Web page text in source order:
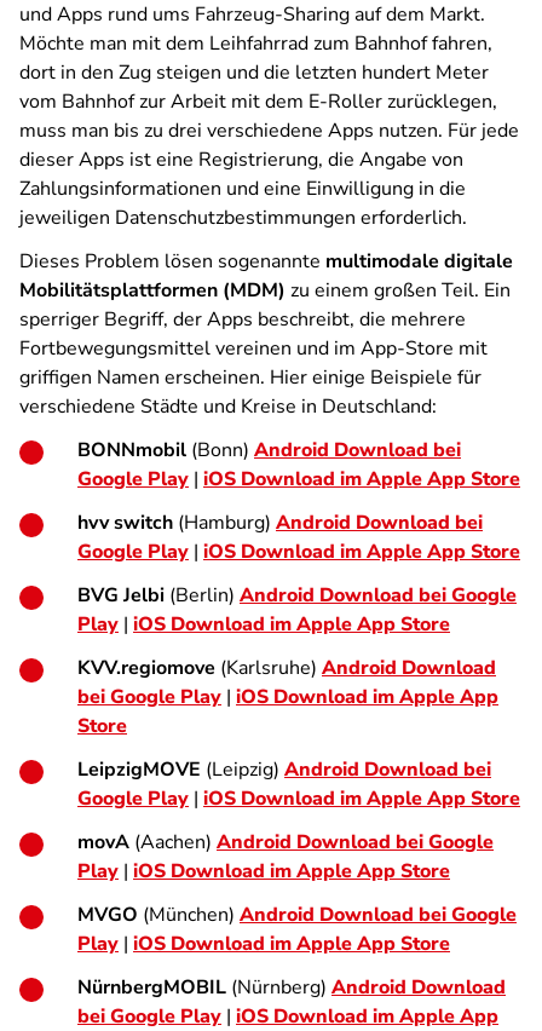
und Apps rund ums Fahrzeug-Sharing auf dem Markt.
Möchte man mit dem Leihfahrrad zum Bahnhof fahren,
dort in den Zug steigen und die letzten hundert Meter
vom Bahnhof zur Arbeit mit dem E-Roller zurücklegen,
muss man bis zu drei verschiedene Apps nutzen. Für jede
dieser Apps ist eine Registrierung, die Angabe von
Zahlungsinformationen und eine Einwilligung in die
jeweiligen Datenschutzbestimmungen erforderlich.
Dieses Problem lösen sogenannte multimodale digitale
Mobilitätsplattformen (MDM) zu einem großen Teil. Ein
sperriger Begriff, der Apps beschreibt, die mehrere
Fortbewegungsmittel vereinen und im App-Store mit
griffigen Namen erscheinen. Hier einige Beispiele für
verschiedene Städte und Kreise in Deutschland:
BONNmobil (Bonn) Android Download bei
Google Play | iOS Download im Apple App Store
hvv switch (Hamburg) Android Download bei
Google Play | iOS Download im Apple App Store
BVG Jelbi (Berlin) Android Download bei Google
Play | iOS Download im Apple App Store
KVV.regiomove (Karlsruhe) Android Download
bei Google Play | iOS Download im Apple App
Store
LeipzigMOVE (Leipzig) Android Download bei
Google Play | iOS Download im Apple App Store
movA (Aachen) Android Download bei Google
Play | iOS Download im Apple App Store
MVGO (München) Android Download bei Google
Play | iOS Download im Apple App Store
NürnbergMOBIL (Nürnberg) Android Download
bei Google Play | iOS Download im Apple App